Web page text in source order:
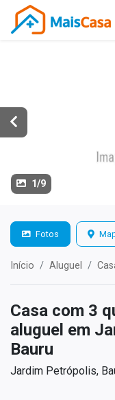
1/9
Fotos
Início Aluguel
Casa com 3
aluguel em
Bauru
Jardim Petrópolis,